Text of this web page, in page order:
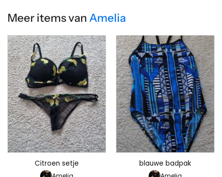
Meer items van Amelia
Citroen setje blauwe badpak